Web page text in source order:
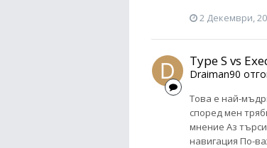
2 Декември,
Type S vs
Draiman90
Това е най-
според мен
мнение Аз
навигация По-